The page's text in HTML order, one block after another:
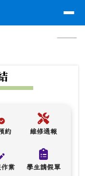
約 維修通報
業 學生請假單